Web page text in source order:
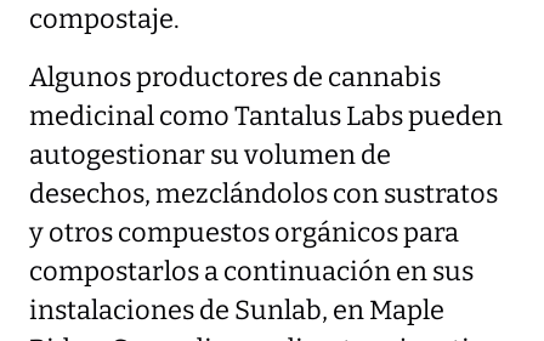
compostaje.
Algunos productores de cannabis
medicinal como Tantalus Labs pueden
autogestionar su volumen de
desechos, mezclándolos con sustratos
y otros compuestos orgánicos para
compostarlos a continuación en sus
instalaciones de Sunlab, en Maple